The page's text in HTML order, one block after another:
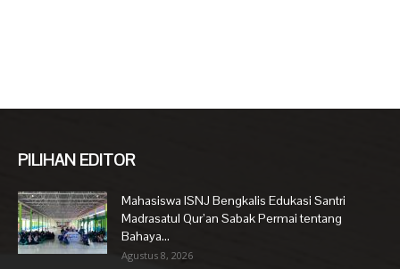
PILIHAN EDITOR
Mahasiswa ISNJ Bengkalis Edukasi Santri
Madrasatul Qur’an Sabak Permai tentang
Bahaya...
Agustus 8, 2026